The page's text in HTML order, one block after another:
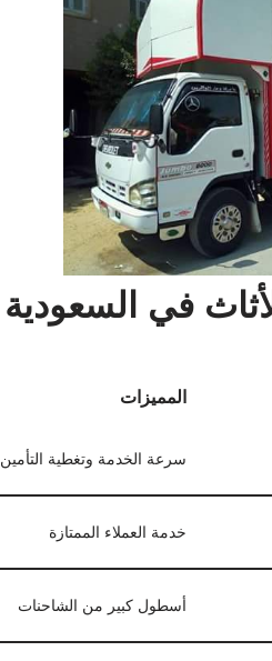
في السعودية
المميزات
سرعة الخدمة وتغطية التأمين
خدمة العملاء الممتازة
أسطول كبير من الشاحنات